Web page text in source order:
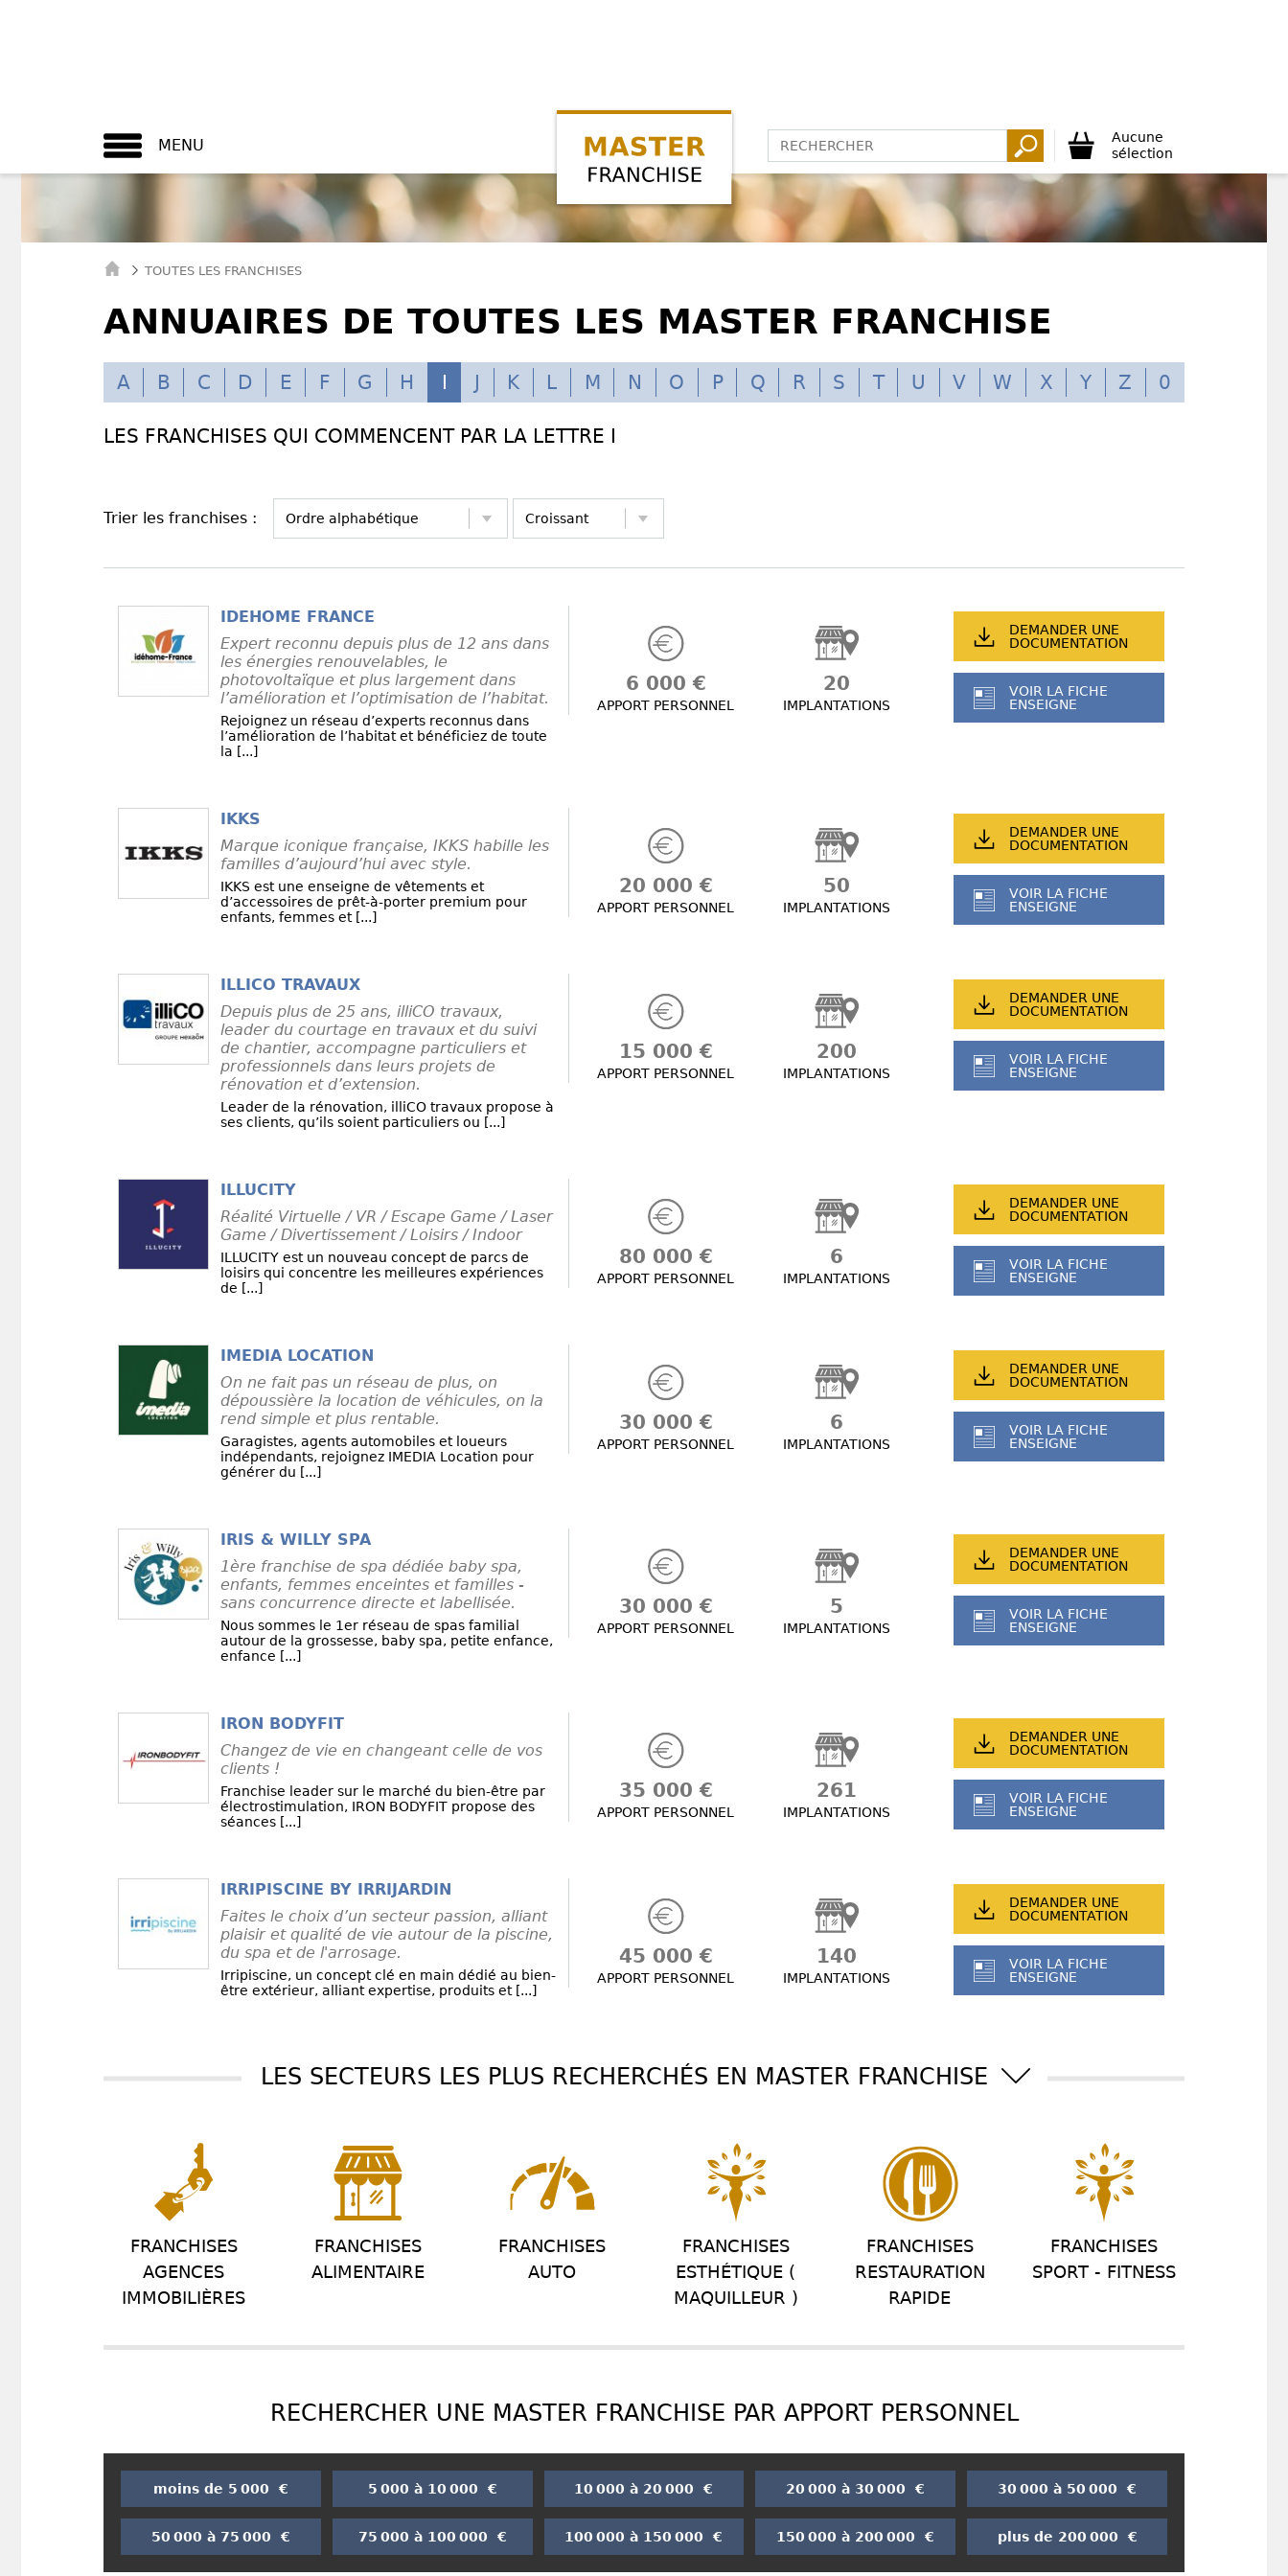
MENU
Aucune
sélection
TOUTES LES FRANCHISES
ANNUAIRES DE TOUTES LES MASTER FRANCHISE
A B C D E F G H I J K L M N O P Q R S T U V W X Y Z 0
LES FRANCHISES QUI COMMENCENT PAR LA LETTRE I
Trier les franchises :
IDEHOME FRANCE
Expert reconnu depuis plus de 12 ans dans
les énergies renouvelables, le
photovoltaïque et plus largement dans
l’amélioration et l’optimisation de l’habitat.
Rejoignez un réseau d’experts reconnus dans
l’amélioration de l’habitat et bénéficiez de toute
la [...]
6 000 €
APPORT PERSONNEL
20
IMPLANTATIONS
DEMANDER UNE
DOCUMENTATION
VOIR LA FICHE
ENSEIGNE
IKKS
Marque iconique française, IKKS habille les
familles d’aujourd’hui avec style.
IKKS est une enseigne de vêtements et
d’accessoires de prêt-à-porter premium pour
enfants, femmes et [...]
20 000 €
APPORT PERSONNEL
50
IMPLANTATIONS
DEMANDER UNE
DOCUMENTATION
VOIR LA FICHE
ENSEIGNE
ILLICO TRAVAUX
Depuis plus de 25 ans, illiCO travaux,
leader du courtage en travaux et du suivi
de chantier, accompagne particuliers et
professionnels dans leurs projets de
rénovation et d’extension.
Leader de la rénovation, illiCO travaux propose à
ses clients, qu’ils soient particuliers ou [...]
15 000 €
APPORT PERSONNEL
200
IMPLANTATIONS
DEMANDER UNE
DOCUMENTATION
VOIR LA FICHE
ENSEIGNE
ILLUCITY
Réalité Virtuelle / VR / Escape Game / Laser
Game / Divertissement / Loisirs / Indoor
ILLUCITY est un nouveau concept de parcs de
loisirs qui concentre les meilleures expériences
de [...]
80 000 €
APPORT PERSONNEL
6
IMPLANTATIONS
DEMANDER UNE
DOCUMENTATION
VOIR LA FICHE
ENSEIGNE
IMEDIA LOCATION
On ne fait pas un réseau de plus, on
dépoussière la location de véhicules, on la
rend simple et plus rentable.
Garagistes, agents automobiles et loueurs
indépendants, rejoignez IMEDIA Location pour
générer du [...]
30 000 €
APPORT PERSONNEL
6
IMPLANTATIONS
DEMANDER UNE
DOCUMENTATION
VOIR LA FICHE
ENSEIGNE
IRIS & WILLY SPA
1ère franchise de spa dédiée baby spa,
enfants, femmes enceintes et familles -
sans concurrence directe et labellisée.
Nous sommes le 1er réseau de spas familial
autour de la grossesse, baby spa, petite enfance,
enfance [...]
30 000 €
APPORT PERSONNEL
5
IMPLANTATIONS
DEMANDER UNE
DOCUMENTATION
VOIR LA FICHE
ENSEIGNE
IRON BODYFIT
Changez de vie en changeant celle de vos
clients !
Franchise leader sur le marché du bien-être par
électrostimulation, IRON BODYFIT propose des
séances [...]
35 000 €
APPORT PERSONNEL
261
IMPLANTATIONS
DEMANDER UNE
DOCUMENTATION
VOIR LA FICHE
ENSEIGNE
IRRIPISCINE BY IRRIJARDIN
Faites le choix d’un secteur passion, alliant
plaisir et qualité de vie autour de la piscine,
du spa et de l'arrosage.
Irripiscine, un concept clé en main dédié au bien-
être extérieur, alliant expertise, produits et [...]
45 000 €
APPORT PERSONNEL
140
IMPLANTATIONS
DEMANDER UNE
DOCUMENTATION
VOIR LA FICHE
ENSEIGNE
LES SECTEURS LES PLUS RECHERCHÉS EN MASTER FRANCHISE
FRANCHISES
AGENCES
IMMOBILIÈRES
FRANCHISES
ALIMENTAIRE
FRANCHISES
AUTO
FRANCHISES
ESTHÉTIQUE (
MAQUILLEUR )
FRANCHISES
RESTAURATION
RAPIDE
FRANCHISES
SPORT - FITNESS
RECHERCHER UNE MASTER FRANCHISE PAR APPORT PERSONNEL
moins de 5 000 € 5 000 à 10 000 € 10 000 à 20 000 € 20 000 à 30 000 € 30 000 à 50 000 €
50 000 à 75 000 € 75 000 à 100 000 € 100 000 à 150 000 € 150 000 à 200 000 € plus de 200 000 €